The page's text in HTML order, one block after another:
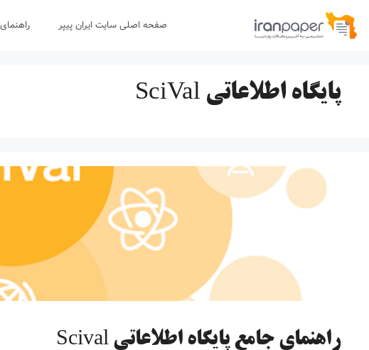
پرش
صفحه اصلی سایت ایران پیپر
پایگاه اطلاعاتی SciVal
راهنمای جامع پایگاه اطلاعاتی Scival